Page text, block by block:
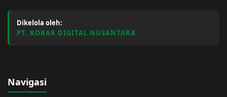
Dikelola oleh:
PT. KOBAR DIGITAL NUSANTARA
Navigasi